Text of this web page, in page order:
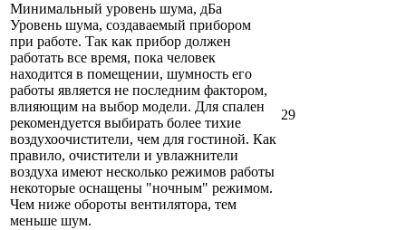
Минимальный уровень шума, дБа
Уровень шума, создаваемый прибором
при работе. Так как прибор должен
работать все время, пока человек
находится в помещении, шумность его
работы является не последним фактором,
влияющим на выбор модели. Для спален
рекомендуется выбирать более тихие
воздухоочистители, чем для гостиной. Как
правило, очистители и увлажнители
воздуха имеют несколько режимов работы
некоторые оснащены "ночным" режимом.
Чем ниже обороты вентилятора, тем
меньше шум.
29